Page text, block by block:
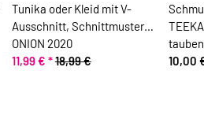
Tunika oder Kleid mit V-
Ausschnitt, Schnittmuster
ONION 2020
11,99 € *18,99 €
10,00